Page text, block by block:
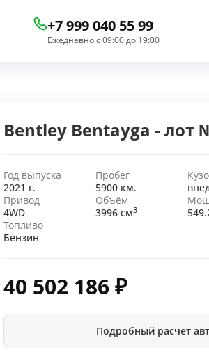
+7 999 040 55 99
Ежедневно с 09:00 до 19:00
Bentley Bentayga - лот
Год выпуска
2021 г.
Пробег
5900 км.
Привод
4WD
Объём
3996 см3
Топливо
Бензин
40 502 186₽
Подробный расчет